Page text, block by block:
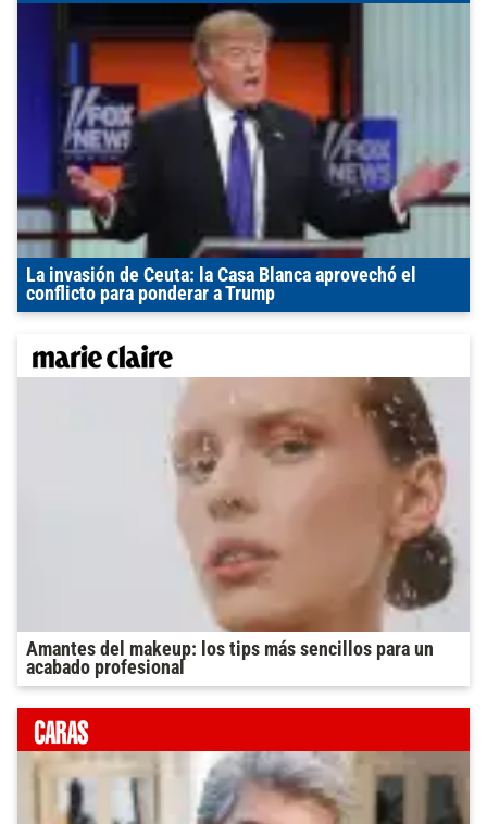
La invasión de Ceuta: la Casa Blanca aprovechó el
conflicto para ponderar a Trump
Amantes del makeup: los tips más sencillos para un
acabado profesional